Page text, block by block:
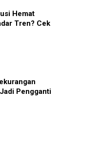
Hemat
Tren? Cek
Pengganti